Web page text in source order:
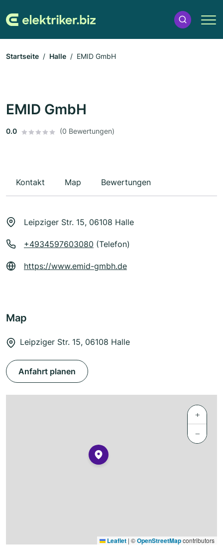
Startseite Halle EMID GmbH
EMID GmbH
0.0 (0 Bewertungen)
Kontakt Map Bewertungen
Leipziger Str. 15, 06108 Halle
+4934597603080 (Telefon)
https://www.emid-gmbh.de
Map
Leipziger Str. 15, 06108 Halle
Anfahrt planen
+
−
Leaflet | ©OpenStreetMapcontributors